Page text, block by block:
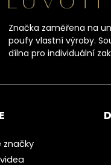
Značka zaměřena na
poufy vlastní výroby.
dílna pro individuální
značky